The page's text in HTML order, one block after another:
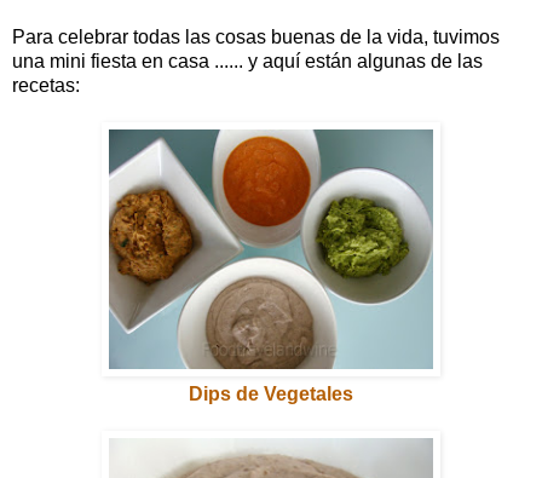
Para celebrar todas las cosas buenas de la vida, tuvimos
una mini fiesta en casa ...... y aquí están algunas de las
recetas:
Dips de Vegetales